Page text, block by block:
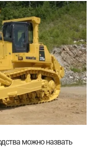
можно назвать